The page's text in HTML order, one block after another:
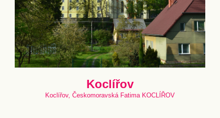
Koclířov
Koclířov, Českomoravská Fatima KOCLÍŘOV